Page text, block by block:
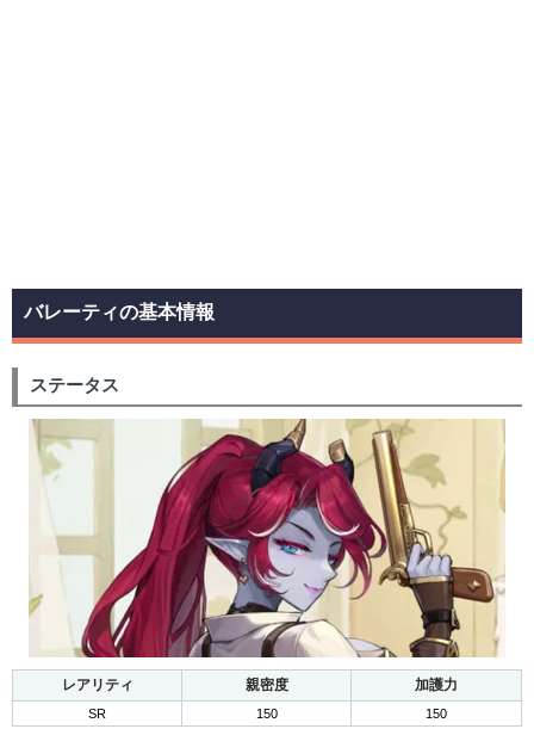
バレーティの基本情報
ステータス
レアリティ 親密度 加護力
SR 150 150